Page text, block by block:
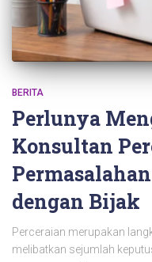
BERITA
Perlunya
Konsultan
dengan Bijak
Perceraian merupakan
melibatkan sejumlah